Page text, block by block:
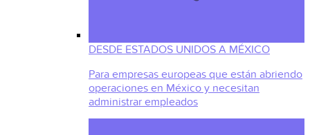
DESDE ESTADOS UNIDOS A MÉXICO
Para empresas europeas que están abriendo
operaciones en México y necesitan
administrar empleados